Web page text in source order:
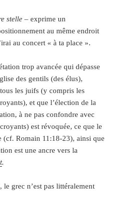
stelle – exprime un
au même endroit
au concert « à ta place ».
trop avancée qui dépasse
des gentils (des élus),
les juifs (y compris les
et que l’élection de la
à ne pas confondre avec
est révoquée, ce que le
(cf. Romain 11:18-23), ainsi que
est une ancre vers la
.
le grec n’est pas littéralement